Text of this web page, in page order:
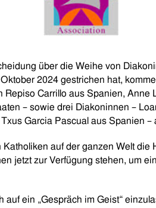
über die Weihe von
2024 gestrichen hat,
Repiso Carrillo aus Spanien, Anne
– sowie drei Diakoninnen –
Garcia Pascual aus Spanien –
auf der ganzen Welt die
jetzt zur Verfügung stehen, um
auf ein „Gespräch im Geist“